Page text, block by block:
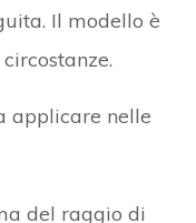
Il modello è
applicare nelle
del raggio di